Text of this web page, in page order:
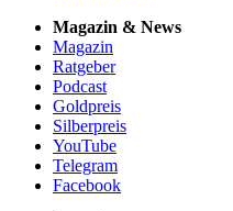
Magazin & News
Magazin
Ratgeber
Podcast
Goldpreis
Silberpreis
YouTube
Telegram
Facebook